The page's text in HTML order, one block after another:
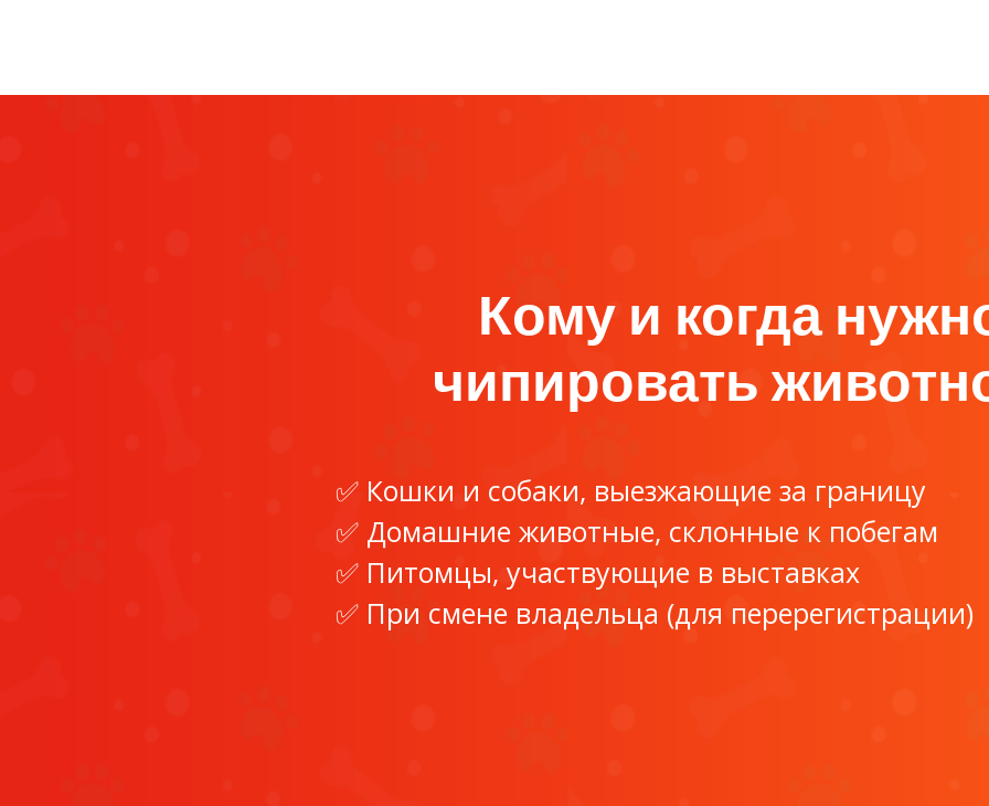
Кому и когда
чипировать
Кошки и собаки, выезжающие за границу
Домашние животные, склонные к побегам
Питомцы, участвующие в выставках
При смене владельца (для перерегистрации)